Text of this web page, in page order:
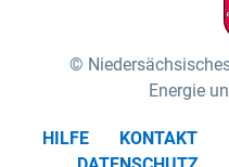
Energie
HILFE KONTAKT